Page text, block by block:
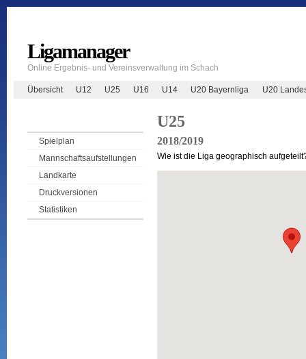
Ligamanager
Online Ergebnis- und Vereinsverwaltung im Schach
Übersicht U12 U25 U16 U14 U20 Bayernliga U20
Spielplan
Mannschaftsaufstellungen
Landkarte
Druckversionen
Statistiken
U25
2018/2019
Wie ist die Liga geographisch